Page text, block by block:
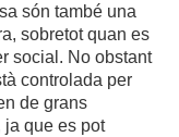
són també una
sobretot quan es
social. No obstant
controlada per
de grans
ja que es pot